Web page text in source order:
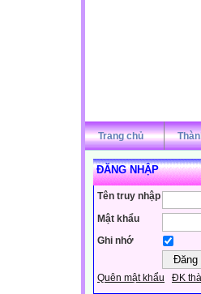
Trang chủ
ĐĂNG NHẬP
Tên truy nhập
Mật khẩu
Ghi nhớ
Quên mật khẩu ĐK